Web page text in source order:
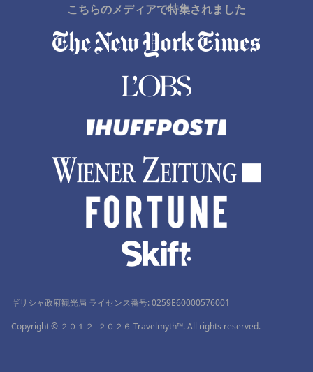
こちらのメディアで特集されました
ギリシャ政府観光局 ライセンス番号: 0259Ε60000576001
Copyright © ２０１２–２０２６ Travelmyth™. All rights reserved.